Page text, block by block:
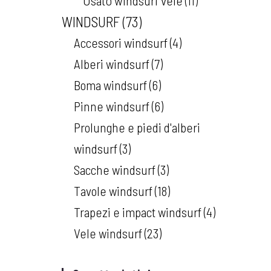
WINDSURF 73
Accessori windsurf 4
Alberi windsurf 7
Boma windsurf 6
Pinne windsurf 6
Prolunghe e piedi d'alberi
windsurf 3
Sacche windsurf 3
Tavole windsurf 18
Trapezi e impact windsurf 4
Vele windsurf 23